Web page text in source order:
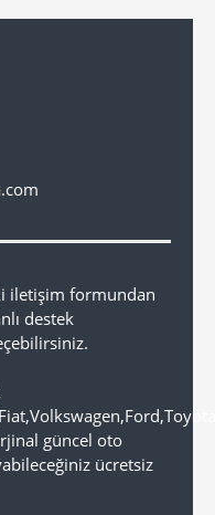
iletişim formundan
destek
güncel oto
ücretsiz